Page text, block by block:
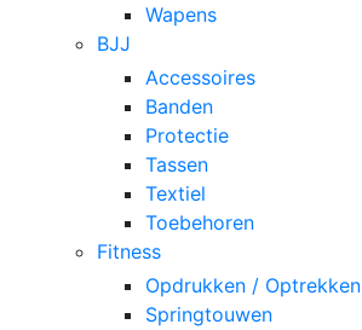
Wapens
BJJ
Accessoires
Banden
Protectie
Tassen
Textiel
Toebehoren
Fitness
Opdrukken / Optrekken
Springtouwen